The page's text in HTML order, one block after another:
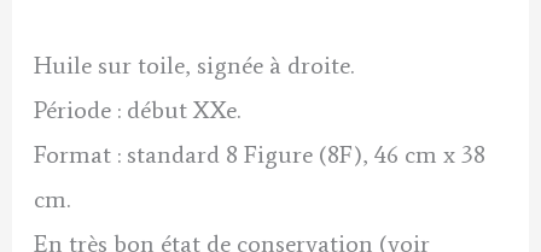
Huile sur toile, signée à droite.
Période : début XXe.
Format : standard 8 Figure (8F), 46 cm x 38
cm.
En très bon état de conservation (voir